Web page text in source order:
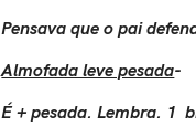
Pensava que o pai
Almofada leve pesada-
É + pesada. Lembra. 1